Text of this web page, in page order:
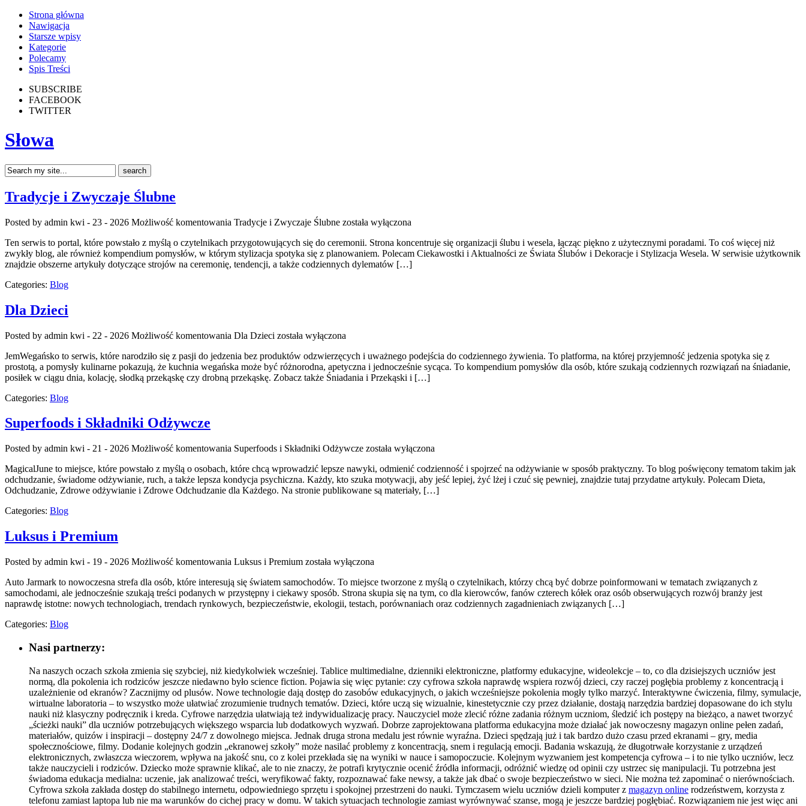
Strona główna
Nawigacja
Starsze wpisy
Kategorie
Polecamy
Spis Treści
SUBSCRIBE
FACEBOOK
TWITTER
Słowa
Tradycje i Zwyczaje Ślubne
Posted by admin kwi - 23 - 2026 Możliwość komentowania Tradycje i Zwyczaje Ślubne została wyłączona
Ten serwis to portal, które powstało z myślą o czytelnikach przygotowujących się do ceremonii. Strona koncentruje się organizacji ślubu i wesela, łącząc piękno z użytecznymi poradami. To coś więcej niż
zwykły blog, ale również kompendium pomysłów, w którym stylizacja spotyka się z planowaniem. Polecam Ciekawostki i Aktualności ze Świata Ślubów i Dekoracje i Stylizacja Wesela. W serwisie użytkownik
znajdzie obszerne artykuły dotyczące strojów na ceremonię, tendencji, a także codziennych dylematów […]
Categories: Blog
Dla Dzieci
Posted by admin kwi - 22 - 2026 Możliwość komentowania Dla Dzieci została wyłączona
JemWegańsko to serwis, które narodziło się z pasji do jedzenia bez produktów odzwierzęcych i uważnego podejścia do codziennego żywienia. To platforma, na której przyjemność jedzenia spotyka się z
prostotą, a pomysły kulinarne pokazują, że kuchnia wegańska może być różnorodna, apetyczna i jednocześnie sycąca. To kompendium pomysłów dla osób, które szukają codziennych rozwiązań na śniadanie,
posiłek w ciągu dnia, kolację, słodką przekąskę czy drobną przekąskę. Zobacz także Śniadania i Przekąski i […]
Categories: Blog
Superfoods i Składniki Odżywcze
Posted by admin kwi - 21 - 2026 Możliwość komentowania Superfoods i Składniki Odżywcze została wyłączona
MagicalJune to miejsce, które powstało z myślą o osobach, które chcą wprowadzić lepsze nawyki, odmienić codzienność i spojrzeć na odżywianie w sposób praktyczny. To blog poświęcony tematom takim jak
odchudzanie, świadome odżywianie, ruch, a także lepsza kondycja psychiczna. Każdy, kto szuka motywacji, aby jeść lepiej, żyć lżej i czuć się pewniej, znajdzie tutaj przydatne artykuły. Polecam Dieta,
Odchudzanie, Zdrowe odżywianie i Zdrowe Odchudzanie dla Każdego. Na stronie publikowane są materiały, […]
Categories: Blog
Luksus i Premium
Posted by admin kwi - 19 - 2026 Możliwość komentowania Luksus i Premium została wyłączona
Auto Jarmark to nowoczesna strefa dla osób, które interesują się światem samochodów. To miejsce tworzone z myślą o czytelnikach, którzy chcą być dobrze poinformowani w tematach związanych z
samochodami, ale jednocześnie szukają treści podanych w przystępny i ciekawy sposób. Strona skupia się na tym, co dla kierowców, fanów czterech kółek oraz osób obserwujących rozwój branży jest
naprawdę istotne: nowych technologiach, trendach rynkowych, bezpieczeństwie, ekologii, testach, porównaniach oraz codziennych zagadnieniach związanych […]
Categories: Blog
Nasi partnerzy:
Na naszych oczach szkoła zmienia się szybciej, niż kiedykolwiek wcześniej. Tablice multimedialne, dzienniki elektroniczne, platformy edukacyjne, wideolekcje – to, co dla dzisiejszych uczniów jest
normą, dla pokolenia ich rodziców jeszcze niedawno było science fiction. Pojawia się więc pytanie: czy cyfrowa szkoła naprawdę wspiera rozwój dzieci, czy raczej pogłębia problemy z koncentracją i
uzależnienie od ekranów? Zacznijmy od plusów. Nowe technologie dają dostęp do zasobów edukacyjnych, o jakich wcześniejsze pokolenia mogły tylko marzyć. Interaktywne ćwiczenia, filmy, symulacje,
wirtualne laboratoria – to wszystko może ułatwiać zrozumienie trudnych tematów. Dzieci, które uczą się wizualnie, kinestetycznie czy przez działanie, dostają narzędzia bardziej dopasowane do ich stylu
nauki niż klasyczny podręcznik i kreda. Cyfrowe narzędzia ułatwiają też indywidualizację pracy. Nauczyciel może zlecić różne zadania różnym uczniom, śledzić ich postępy na bieżąco, a nawet tworzyć
„ścieżki nauki” dla uczniów potrzebujących większego wsparcia lub dodatkowych wyzwań. Dobrze zaprojektowana platforma edukacyjna może działać jak nowoczesny magazyn online pełen zadań,
materiałów, quizów i inspiracji – dostępny 24/7 z dowolnego miejsca. Jednak druga strona medalu jest równie wyraźna. Dzieci spędzają już i tak bardzo dużo czasu przed ekranami – gry, media
społecznościowe, filmy. Dodanie kolejnych godzin „ekranowej szkoły” może nasilać problemy z koncentracją, snem i regulacją emocji. Badania wskazują, że długotrwałe korzystanie z urządzeń
elektronicznych, zwłaszcza wieczorem, wpływa na jakość snu, co z kolei przekłada się na wyniki w nauce i samopoczucie. Kolejnym wyzwaniem jest kompetencja cyfrowa – i to nie tylko uczniów, lecz
także nauczycieli i rodziców. Dziecko może sprawnie klikać, ale to nie znaczy, że potrafi krytycznie ocenić źródła informacji, odróżnić wiedzę od opinii czy ustrzec się manipulacji. Tu potrzebna jest
świadoma edukacja medialna: uczenie, jak analizować treści, weryfikować fakty, rozpoznawać fake newsy, a także jak dbać o swoje bezpieczeństwo w sieci. Nie można też zapominać o nierównościach.
Cyfrowa szkoła zakłada dostęp do stabilnego internetu, odpowiedniego sprzętu i spokojnej przestrzeni do nauki. Tymczasem wielu uczniów dzieli komputer z magazyn online rodzeństwem, korzysta z
telefonu zamiast laptopa lub nie ma warunków do cichej pracy w domu. W takich sytuacjach technologie zamiast wyrównywać szanse, mogą je jeszcze bardziej pogłębiać. Rozwiązaniem nie jest więc ani